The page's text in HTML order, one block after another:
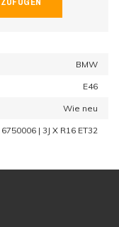
BMW
E46
Wie neu
6750006 | 3J X R16 ET32